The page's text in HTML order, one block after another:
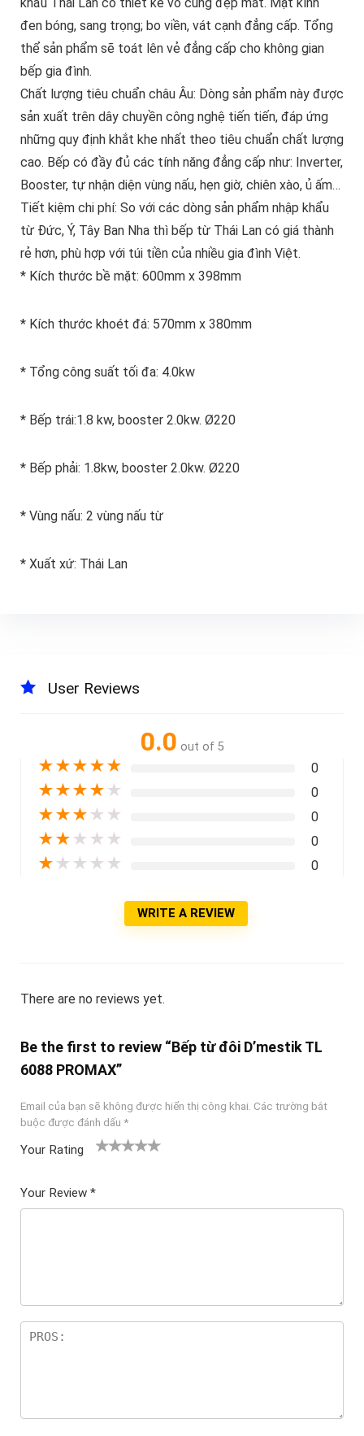
đen bóng, sang trọng; bo viền, vát cạnh đẳng cấp. Tổng
thể sản phẩm sẽ toát lên vẻ đẳng cấp cho không gian
bếp gia đình.
Chất lượng tiêu chuẩn châu Âu: Dòng sản phẩm này được
sản xuất trên dây chuyền công nghệ tiến tiến, đáp ứng
những quy định khắt khe nhất theo tiêu chuẩn chất lượng
cao. Bếp có đầy đủ các tính năng đẳng cấp như: Inverter,
Booster, tự nhận diện vùng nấu, hẹn giờ, chiên xào, ủ ấm…
Tiết kiệm chi phí: So với các dòng sản phẩm nhập khẩu
từ Đức, Ý, Tây Ban Nha thì bếp từ Thái Lan có giá thành
rẻ hơn, phù hợp với túi tiền của nhiều gia đình Việt.
* Kích thước bề mặt: 600mm x 398mm
* Kích thước khoét đá: 570mm x 380mm
* Tổng công suất tối đa: 4.0kw
* Bếp trái:1.8 kw, booster 2.0kw. Ø220
* Bếp phải: 1.8kw, booster 2.0kw. Ø220
* Vùng nấu: 2 vùng nấu từ
* Xuất xứ: Thái Lan
User Reviews
0.0 out of 5
★★★★★ 0
★★★★ ★ 0
★★★ ★ ★ 0
★★ ★ ★ ★ 0
★ ★ ★ ★ ★ 0
WRITE A REVIEW
There are no reviews yet.
Be the first to review “Bếp từ đôi D’mestik TL
6088 PROMAX”
Email của bạn sẽ không được hiển thị công khai. Các trường bắt
buộc được đánh dấu *
Your Rating
ê
5
Your Review *